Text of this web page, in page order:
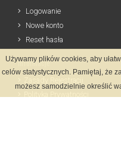
Logowanie
Nowe konto
Reset hasła
Informacje
Używamy plików cookies, aby
celów statystycznych. Pamiętaj, że
możesz samodzielnie określić